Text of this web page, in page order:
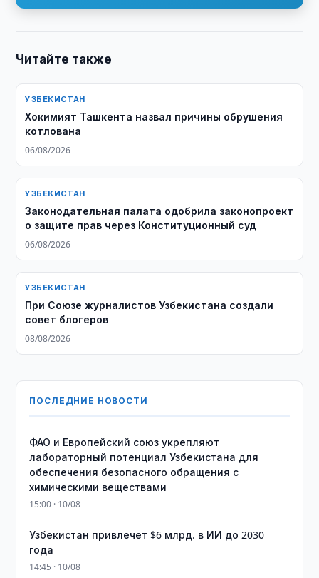
Читайте также
УЗБЕКИСТАН
Хокимият Ташкента назвал причины обрушения
котлована
06/08/2026
УЗБЕКИСТАН
Законодательная палата одобрила законопроект
о защите прав через Конституционный суд
06/08/2026
УЗБЕКИСТАН
При Союзе журналистов Узбекистана создали
совет блогеров
08/08/2026
ПОСЛЕДНИЕ НОВОСТИ
ФАО и Европейский союз укрепляют
лабораторный потенциал Узбекистана для
обеспечения безопасного обращения с
химическими веществами
15:00 · 10/08
Узбекистан привлечет $6 млрд. в ИИ до 2030
года
14:45 · 10/08